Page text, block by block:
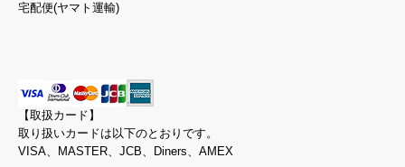
宅配便(ヤマト運輸)
【取扱カード】
取り扱いカードは以下のとおりです。
VISA、MASTER、JCB、Diners、AMEX